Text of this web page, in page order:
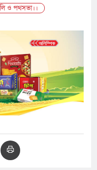
ও পথসভা।।